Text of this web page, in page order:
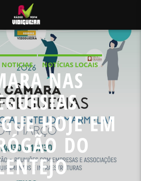
NOTICIAS
NOTÍCIAS LOCAIS
NACIONAISNAS
HOJE EM
DO